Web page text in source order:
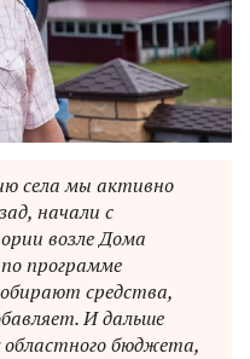
села мы активно
начали с
возле Дома
программе
средства,
И дальше
областного бюджета,